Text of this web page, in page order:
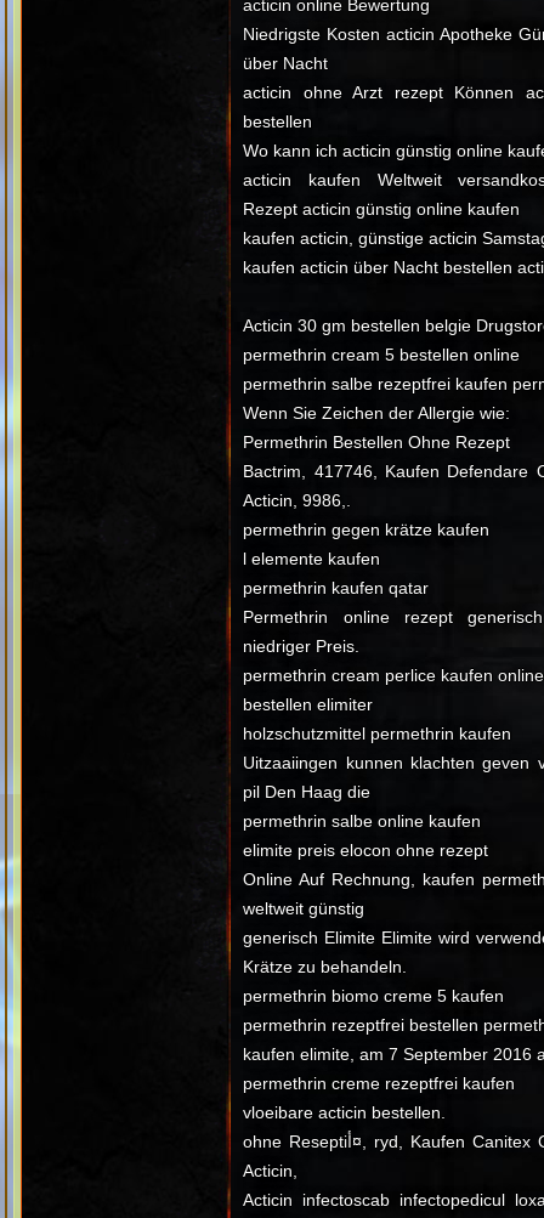
acticin online Bewertung
Niedrigste Kosten acticin Apotheke
über Nacht
acticin ohne Arzt rezept Können
bestellen
Wo kann ich acticin günstig online
acticin kaufen Weltweit
Rezept acticin günstig online kaufen
kaufen acticin, günstige acticin
kaufen acticin über Nacht bestellen
Acticin 30 gm bestellen belgie
permethrin cream 5 bestellen online
permethrin salbe rezeptfrei kaufen
Wenn Sie Zeichen der Allergie wie:
Permethrin Bestellen Ohne Rezept
Bactrim, 417746, Kaufen Defendare
Acticin, 9986,.
permethrin gegen krätze kaufen
l elemente kaufen
permethrin kaufen qatar
Permethrin online rezept
niedriger Preis.
permethrin cream perlice kaufen online
bestellen elimiter
holzschutzmittel permethrin kaufen
Uitzaaiingen kunnen klachten geven
pil Den Haag die
permethrin salbe online kaufen
elimite preis elocon ohne rezept
Online Auf Rechnung, kaufen
weltweit günstig
generisch Elimite Elimite wird
Krätze zu behandeln.
permethrin biomo creme 5 kaufen
permethrin rezeptfrei bestellen
kaufen elimite, am 7 September 2016
permethrin creme rezeptfrei kaufen
vloeibare acticin bestellen.
ohne Reseptiأ¤, ryd, Kaufen Canitex Online, Kauf Rezeptfrei
Acticin,
Acticin infectoscab infectopedicul